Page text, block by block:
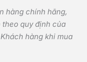
hàng chính hãng,
quy định của
hàng khi mua